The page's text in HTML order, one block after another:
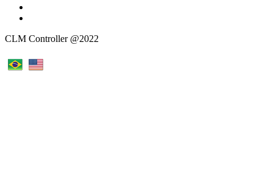
CLM Controller @2022